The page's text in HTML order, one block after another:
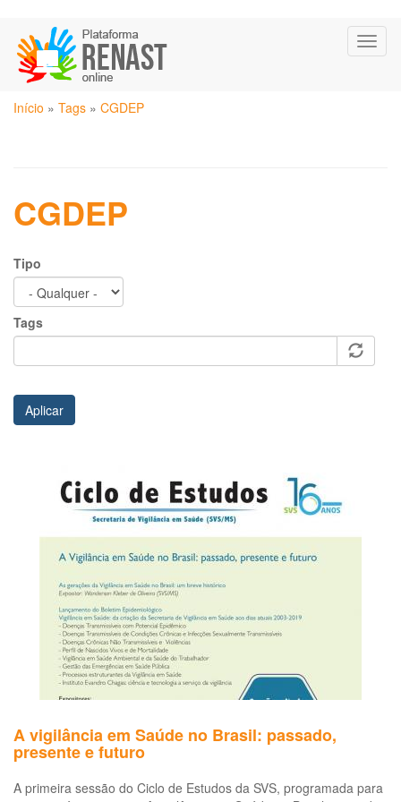
para
conteúdo
principal
Você
Início » Tags » CGDEP
CGDEP
Tipo
Tags
Aplicar
A vigilância em Saúde no Brasil: passado,
presente e futuro
A primeira sessão do Ciclo de Estudos da SVS, programada para